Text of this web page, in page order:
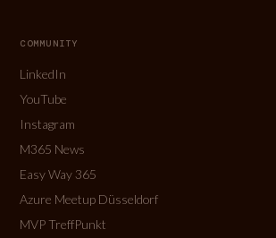
COMMUNITY
LinkedIn
YouTube
Instagram
M365 News
Easy Way 365
Azure Meetup Düsseldorf
MVP TreffPunkt